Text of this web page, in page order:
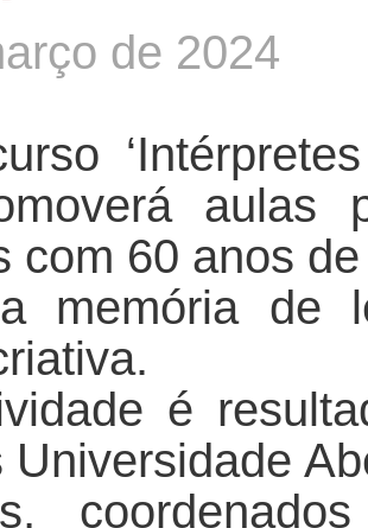
de 2024
aulas
com 60 anos
memória de
é
Universidade